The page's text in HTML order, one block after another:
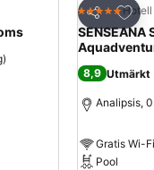
)
Dela
Lägg
5 StjärnorHotell
SENSEANA
8,9 Utmärkt
Analipsis,
Gratis Wi-Fi
Pool